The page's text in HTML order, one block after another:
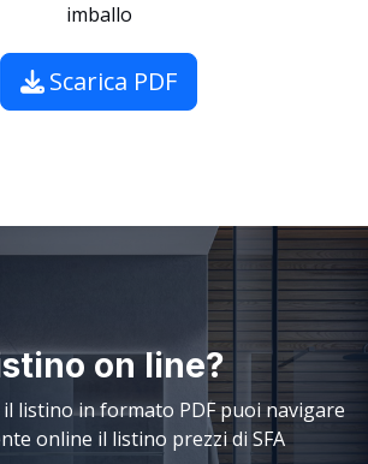
imballo
Scarica PDF
on line?
listino in formato PDF puoi navigare
online il listino prezzi di SFA